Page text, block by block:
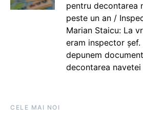
pentru decontarea
peste un an /
Marian Staicu: La
eram inspector
depunem
decontarea navetei
CELE MAI NOI